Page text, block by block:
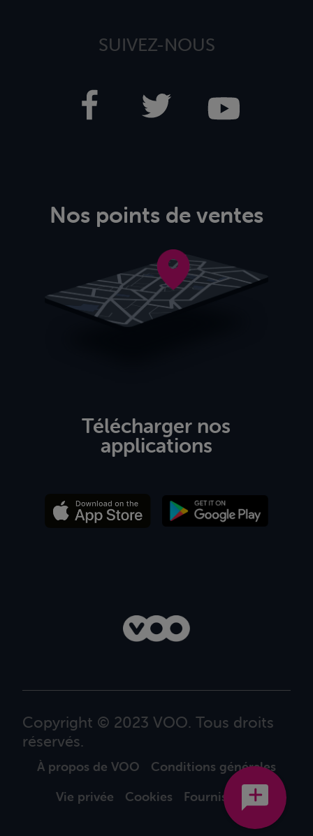
SUIVEZ-NOUS
Nos points de ventes
Télécharger nos
applications
Copyright © 2023 VOO. Tous droits
réservés.
À propos de VOO
Conditions générales
Vie privée
Cookies Fournisseurs